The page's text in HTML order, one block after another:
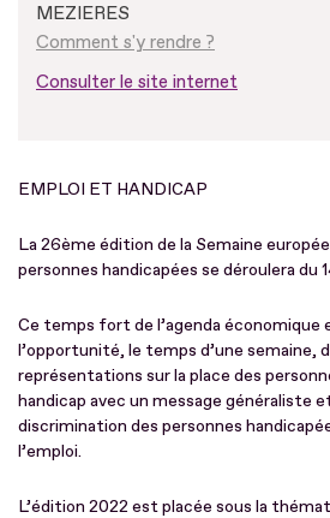
MEZIERES
Comment s'y rendre ?
Consulter le site internet
EMPLOI ET HANDICAP
La 26ème édition de la Semaine
personnes handicapées se déroulera du
Ce temps fort de l’agenda économique
l’opportunité, le temps d’une semaine,
représentations sur la place des
handicap avec un message généraliste
discrimination des personnes
l’emploi.
L’édition 2022 est placée sous la